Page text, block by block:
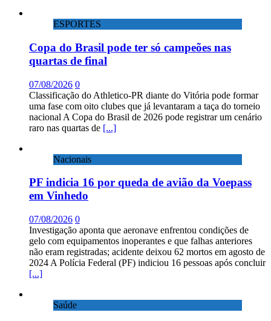
ESPORTES
Copa do Brasil pode ter só campeões nas
quartas de final
07/08/2026 0
Classificação do Athletico-PR diante do Vitória pode formar
uma fase com oito clubes que já levantaram a taça do torneio
nacional A Copa do Brasil de 2026 pode registrar um cenário
raro nas quartas de [...]
Nacionais
PF indicia 16 por queda de avião da Voepass
em Vinhedo
07/08/2026 0
Investigação aponta que aeronave enfrentou condições de
gelo com equipamentos inoperantes e que falhas anteriores
não eram registradas; acidente deixou 62 mortos em agosto de
2024 A Polícia Federal (PF) indiciou 16 pessoas após concluir
[...]
Saúde